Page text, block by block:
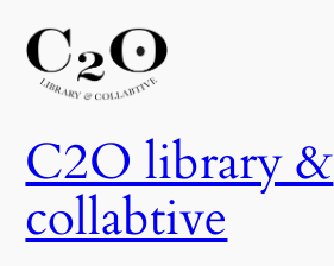
Skip
to
content
C2O library &
collabtive